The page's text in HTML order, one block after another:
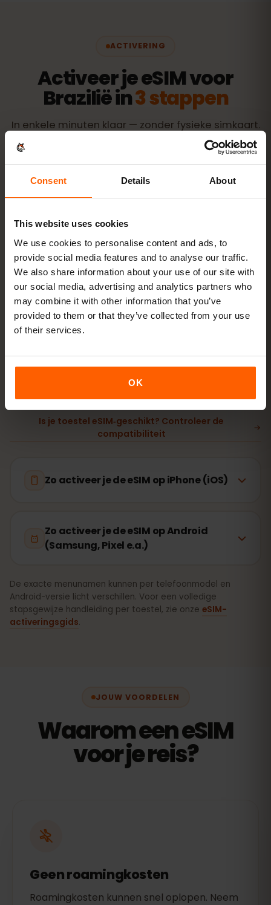
Consent Details About
This website uses cookies
We use cookies to personalise content and ads, to
provide social media features and to analyse our traffic.
We also share information about your use of our site with
our social media, advertising and analytics partners who
may combine it with other information that you’ve
provided to them or that they’ve collected from your use
of their services.
OK
ACTIVERING
Activeer je eSIM voor
Brazilië in3 stappen
In enkele minuten klaar — zonder fysieke simkaart.
Installeer de eSIM
scan de QR-code thuis
via wifi
Ga online zet dataroaming aan in Brazilië
Mobiel netwerk → eSIM toevoegen, AndroidNetwerk
en internet → Simkaarten. De geldigheid van je bundel
Is je toestel eSIM‑geschikt? Controleer de
compatibiliteit
Zo activeer je de eSIM op iPhone (iOS)
Zo activeer je de eSIM op Android
(Samsung, Pixel e.a.)
De exacte menunamen kunnen per telefoonmodel en
Android-versie licht verschillen. Voor een volledige
stapsgewijze handleiding per toestel, zie onze eSIM-
activeringsgids.
JOUW VOORDELEN
Waarom een eSIM
voor je reis?
Geen roamingkosten
Roamingkosten kunnen snel oplopen. Neem